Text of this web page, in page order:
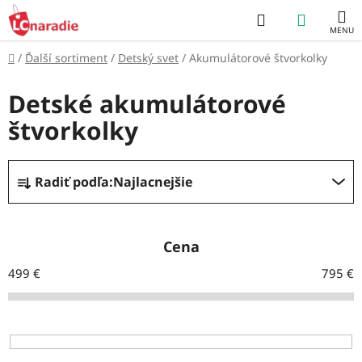
Prejsť
na
obsah
Hľadať
KOŠÍK
Domov
/ Ďalší sortiment / Detský svet / Akumulátorové štvorkolky
Detské akumulátorové
štvorkolky
R
a
n
i
p
Radiť podľa:Najlacnejšie
Cena
499 € 795 €